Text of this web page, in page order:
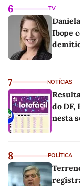
6 TV
Ibope
7 NOTÍCIAS
do DF,
nesta
8 POLÍTICA